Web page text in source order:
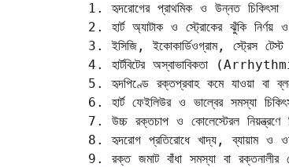
1. হৃদরোগের প্রাথমিক ও উন্নত চিকিৎসা
2. হার্ট অ্যাটাক ও স্ট্রোকের ঝুঁকি নির্ণয়
3. ইসিজি, ইকোকার্ডিওগ্রাম, স্ট্রেস টেস্ট
4. হার্টবিটের অস্বাভাবিকতা
5. হৃদপিণ্ডে রক্তপ্রবাহ কমে যাওয়া বা
6. হার্ট ফেইলিউর ও ভাল্বের সমস্যা
7. উচ্চ রক্তচাপ ও কোলেস্টেরল নিয়ন্ত্রণে
8. হৃদরোগ প্রতিরোধে খাদ্য, ব্যায়াম ও
9. রক্ত জমাট বাঁধা সমস্যা বা রক্তনালীর